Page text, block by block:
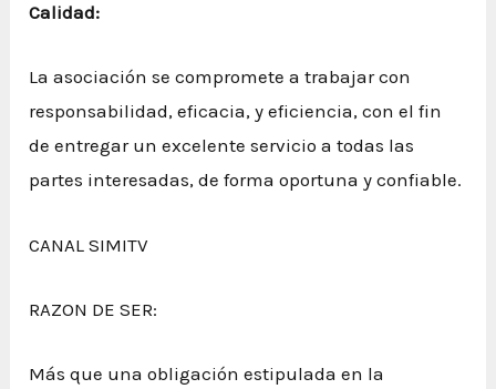
Calidad:
La asociación se compromete a trabajar con
responsabilidad, eficacia, y eficiencia, con el fin
de entregar un excelente servicio a todas las
partes interesadas, de forma oportuna y confiable.
CANAL SIMITV
RAZON DE SER:
Más que una obligación estipulada en la